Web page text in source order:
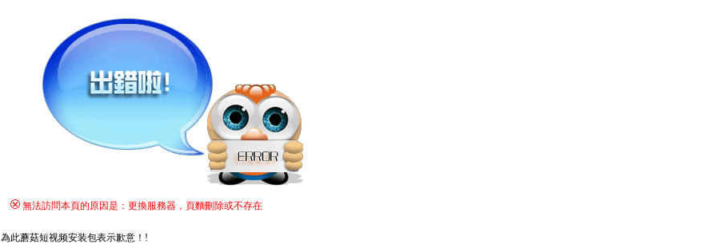
無法訪問本頁的原因是：更換服務器，頁麵刪除或不存在
為此蘑菇短视频安装包表示歉意！ !